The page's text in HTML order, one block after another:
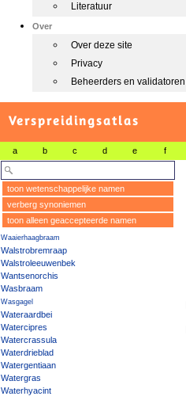
Literatuur
Over
Over deze site
Privacy
Beheerders en validatoren
Verspreidingsatlas
a b c d e f
toon wetenschappelijke namen
verberg synoniemen
toon alleen geaccepteerde namen
Waaierhaagbraam
Walstrobremraap
Walstroleeuwenbek
Wantsenorchis
Wasbraam
Wasgagel
Wateraardbei
Watercipres
Watercrassula
Waterdrieblad
Watergentiaan
Watergras
Waterhyacint